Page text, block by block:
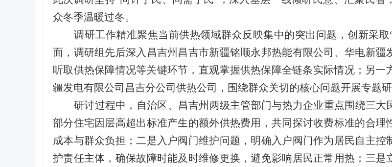
众冬季温暖过冬。
调研工作精准聚焦当前供热领域群众反映集中的突出问题，创新采取
面，调研组先后深入昌吉州昌吉市新疆铭顺永邦热能有限公司、华电新
听取供热保障情况等关键环节，直观掌握供热保障全链条实际情况；另
疆发电有限公司昌吉分公司供热公司，围绕群众关切的核心问题开展专题研
研讨过程中，自治区、昌吉州两级主管部门与热力企业重点围绕三
部分住宅因层高超出标准产生的额外供热费用，共同探讨收费标准的合
成本与群众负担；二是入户阀门维护问题，明确入户阀门作为居民自主
护责任主体，确保故障时能及时维修更换，避免影响居民正常用热；三